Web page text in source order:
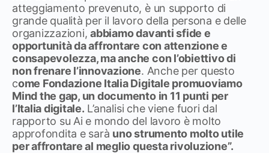
atteggiamento prevenuto, è un supporto di
grande qualità per il lavoro della persona e delle
organizzazioni,abbiamo davanti sfide e
opportunità da affrontare con attenzione e
consapevolezza, ma anche con l’obiettivo di
non frenare l’innovazione. Anche per questo
come Fondazione Italia Digitale promuoviamo
Mind the gap, un documento in 11 punti per
l’Italia digitale. L’analisi che viene fuori dal
rapporto su Ai e mondo del lavoro è molto
approfondita e sarà uno strumento molto utile
per affrontare al meglio questa rivoluzione”.